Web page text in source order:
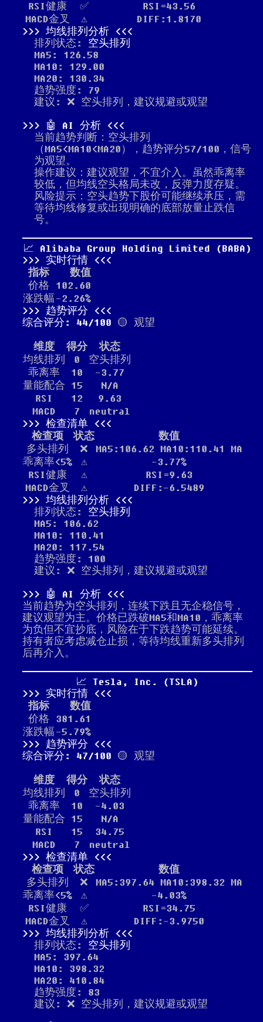
RSI健康
✅
RSI=43.56
MACD金叉
⚠️
DIFF:1.8170
均线排列分析
排列状态: 空头排列
MA5: 126.58
MA10: 129.00
MA20: 130.34
趋势强度: 79
建议: ❌ 空头排列，建议规避或观望
🤖 AI 分析
当前趋势判断：空头排列
（MA5<MA10<MA20），趋势评分57/100，信号
为观望。
操作建议：建议观望，不宜介入。虽然乖离率
较低，但均线空头格局未改，反弹力度存疑。
风险提示：空头趋势下股价可能继续承压，需
等待均线修复或出现明确的底部放量止跌信
号。
📈 Alibaba Group Holding Limited (BABA)
实时行情
指标
数值
价格
102.60
涨跌幅 -2.26%
趋势评分
综合评分: 44/100 🟡 观望
维度 得分
状态
均线排列
0
空头排列
乖离率
10
-3.77
量能配合 15
N/A
RSI
12
9.63
MACD
7
neutral
检查清单
检查项
状态
数值
多头排列
❌
MA5:106.62 MA10:110.41 MA
乖离率<5%
⚠️
-3.77%
RSI健康
⚠️
RSI=9.63
MACD金叉
⚠️
DIFF:-6.5489
均线排列分析
排列状态: 空头排列
MA5: 106.62
MA10: 110.41
MA20: 117.54
趋势强度: 100
建议: ❌ 空头排列，建议规避或观望
🤖 AI 分析
当前趋势为空头排列，连续下跌且无企稳信号，
建议观望为主。价格已跌破MA5和MA10，乖离率
为负但不宜抄底，风险在于下跌趋势可能延续。
持有者应考虑减仓止损，等待均线重新多头排列
后再介入。
📈 Tesla, Inc. (TSLA)
实时行情
指标
数值
价格
381.61
涨跌幅 -5.79%
趋势评分
综合评分: 47/100 🟡 观望
维度 得分
状态
均线排列
0
空头排列
乖离率
10
-4.03
量能配合 15
N/A
RSI
15
34.75
MACD
7
neutral
检查清单
检查项
状态
数值
多头排列
❌
MA5:397.64 MA10:398.32 MA
乖离率<5%
⚠️
-4.03%
RSI健康
✅
RSI=34.75
MACD金叉
⚠️
DIFF:-3.9750
均线排列分析
排列状态: 空头排列
MA5: 397.64
MA10: 398.32
MA20: 410.84
趋势强度: 83
建议: ❌ 空头排列，建议规避或观望